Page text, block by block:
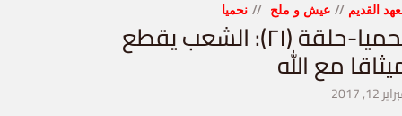
القديم عيش و ملح نحميا
نحميا-حلقة (٢١): الشعب يقطع
مع الله
12, 2017